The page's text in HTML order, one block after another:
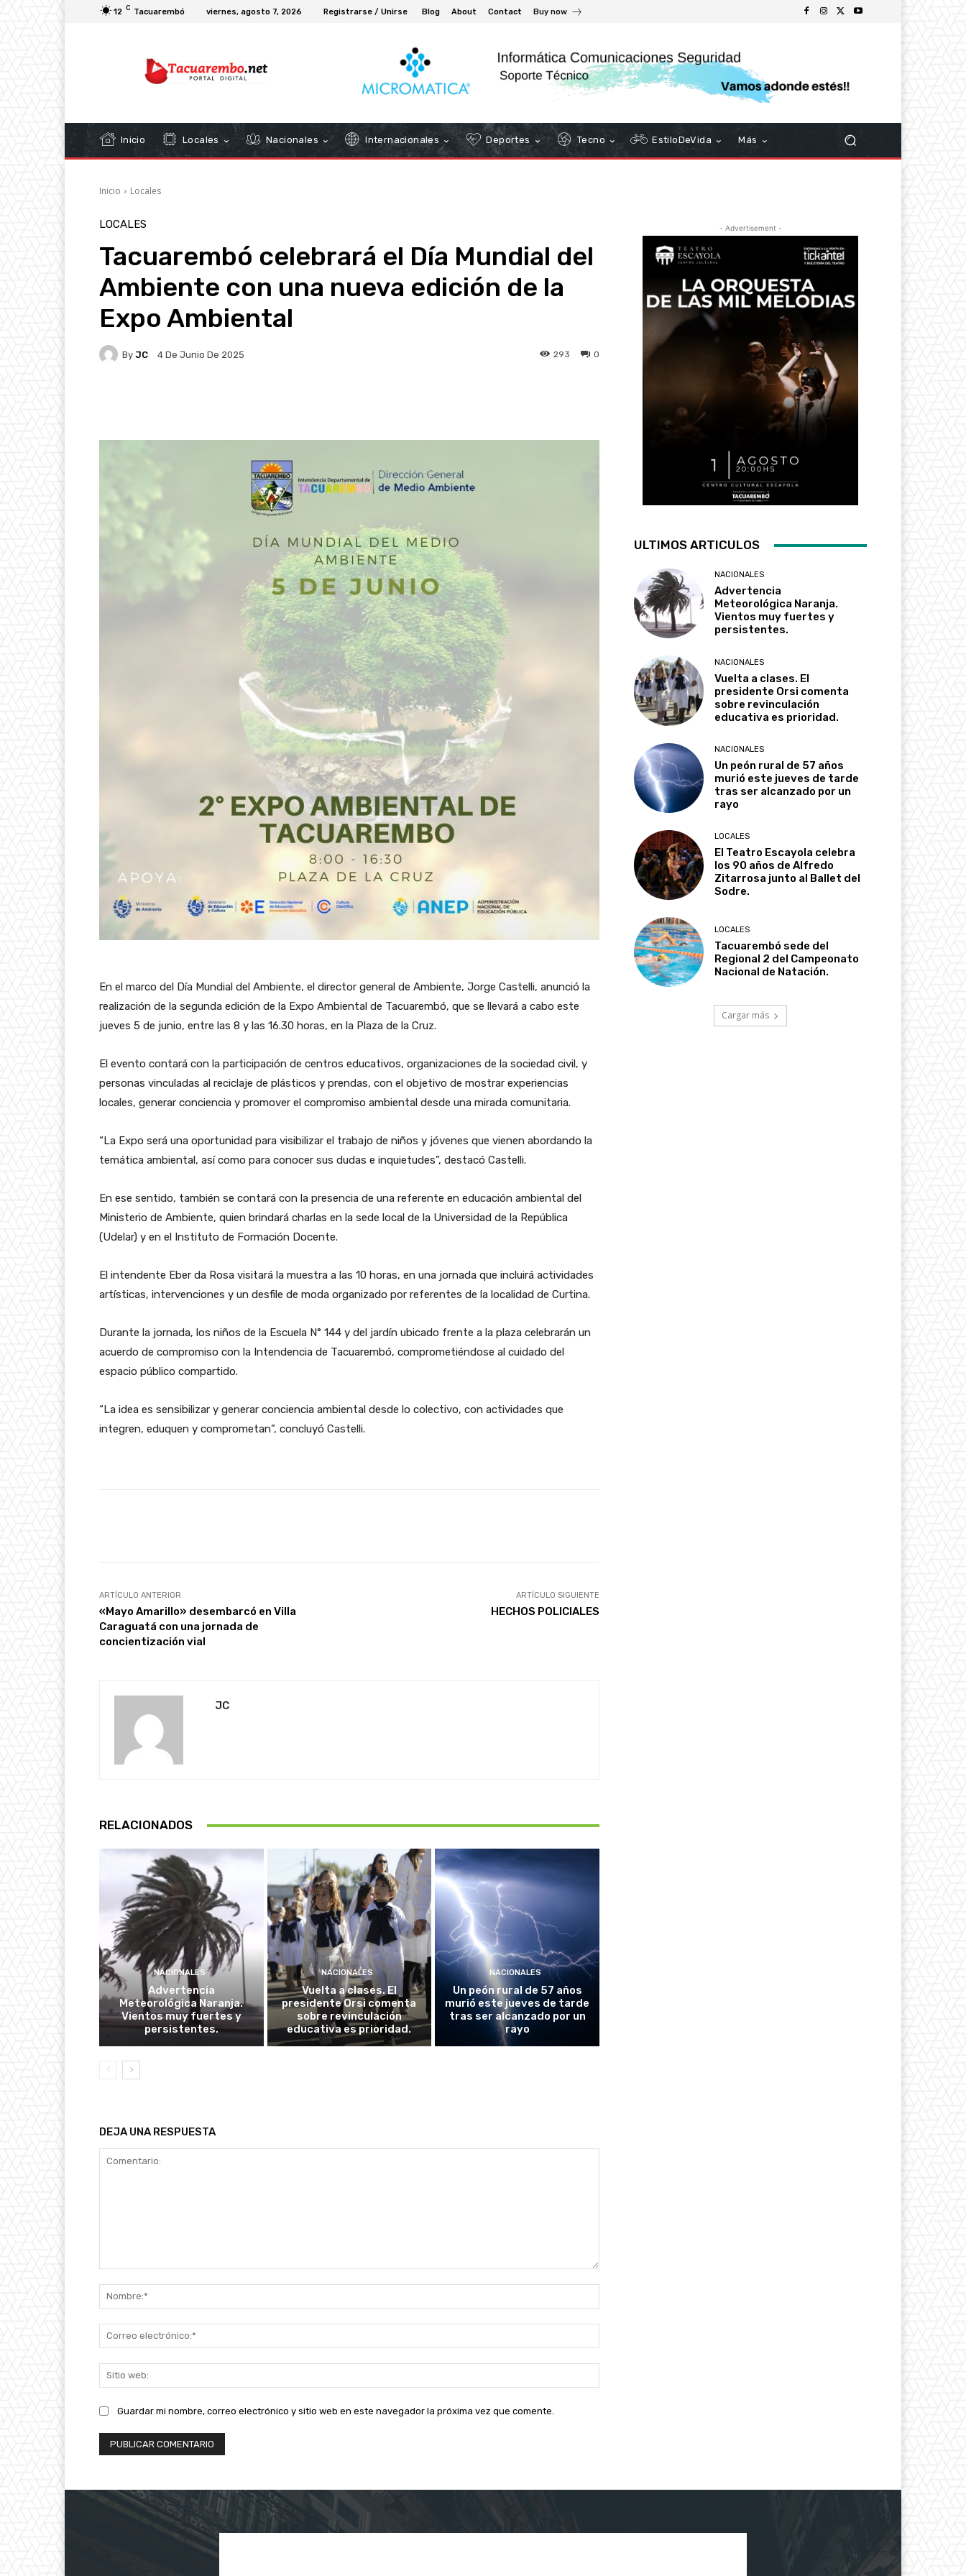
12 C Tacuarembó viernes, agosto 7, 2026 Registrarse / Unirse Blog About Contact Buy now
Inicio Locales Nacionales Internacionales Deportes Tecno EstiloDeVida Más
Inicio Locales
LOCALES
Tacuarembó celebrará el Día Mundial del
Ambiente con una nueva edición de la
Expo Ambiental
By JC 4 De Junio De 2025 0
293
En el marco del Día Mundial del Ambiente, el director general de Ambiente, Jorge Castelli, anunció la
realización de la segunda edición de la Expo Ambiental de Tacuarembó, que se llevará a cabo este
jueves 5 de junio, entre las 8 y las 16.30 horas, en la Plaza de la Cruz.
El evento contará con la participación de centros educativos, organizaciones de la sociedad civil, y
personas vinculadas al reciclaje de plásticos y prendas, con el objetivo de mostrar experiencias
locales, generar conciencia y promover el compromiso ambiental desde una mirada comunitaria.
“La Expo será una oportunidad para visibilizar el trabajo de niños y jóvenes que vienen abordando la
temática ambiental, así como para conocer sus dudas e inquietudes”, destacó Castelli.
En ese sentido, también se contará con la presencia de una referente en educación ambiental del
Ministerio de Ambiente, quien brindará charlas en la sede local de la Universidad de la República
(Udelar) y en el Instituto de Formación Docente.
El intendente Eber da Rosa visitará la muestra a las 10 horas, en una jornada que incluirá actividades
artísticas, intervenciones y un desfile de moda organizado por referentes de la localidad de Curtina.
Durante la jornada, los niños de la Escuela N° 144 y del jardín ubicado frente a la plaza celebrarán un
acuerdo de compromiso con la Intendencia de Tacuarembó, comprometiéndose al cuidado del
espacio público compartido.
“La idea es sensibilizar y generar conciencia ambiental desde lo colectivo, con actividades que
integren, eduquen y comprometan”, concluyó Castelli.
ARTÍCULO ANTERIOR
«Mayo Amarillo» desembarcó en Villa
Caraguatá con una jornada de
concientización vial
ARTÍCULO SIGUIENTE
HECHOS POLICIALES
JC
RELACIONADOS
NACIONALES
Advertencia
Meteorológica Naranja.
Vientos muy fuertes y
persistentes.
NACIONALES
Vuelta a clases. El
presidente Orsi comenta
sobre revinculación
educativa es prioridad.
NACIONALES
Un peón rural de 57 años
murió este jueves de tarde
tras ser alcanzado por un
rayo
DEJA UNA RESPUESTA
electrónico:*
web:
Guardar mi nombre, correo electrónico y sitio web en este navegador la próxima vez que comente.
- Advertisement -
ULTIMOS ARTICULOS
NACIONALES
Advertencia
Meteorológica Naranja.
Vientos muy fuertes y
persistentes.
NACIONALES
Vuelta a clases. El
presidente Orsi comenta
sobre revinculación
educativa es prioridad.
NACIONALES
Un peón rural de 57 años
murió este jueves de tarde
tras ser alcanzado por un
rayo
LOCALES
El Teatro Escayola celebra
los 90 años de Alfredo
Zitarrosa junto al Ballet del
Sodre.
LOCALES
Tacuarembó sede del
Regional 2 del Campeonato
Nacional de Natación.
Cargar más